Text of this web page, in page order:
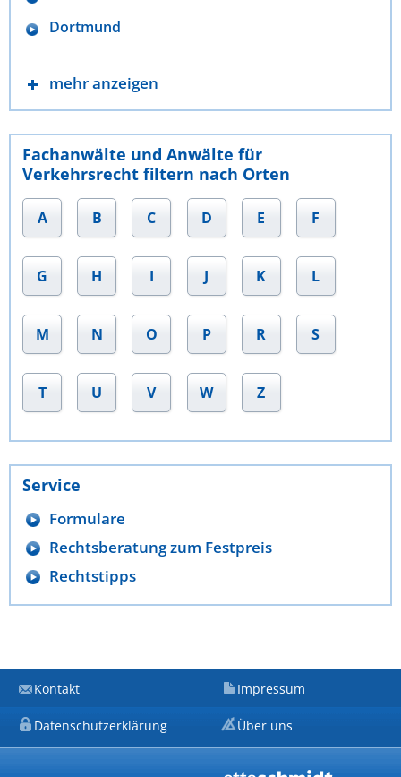
Dortmund
mehr anzeigen
Fachanwälte und Anwälte für
Verkehrsrecht filtern nach Orten
A B C D E F
G H I J K L
M N O P R S
T U V W Z
Service
Formulare
Rechtsberatung zum Festpreis
Rechtstipps
Kontakt Impressum
Datenschutzerklärung Über uns